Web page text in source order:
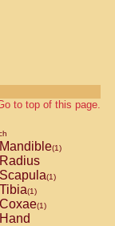
to top of this page.
Mandible(1)
Radius
Scapula(1)
Tibia(1)
Coxae(1)
Hand